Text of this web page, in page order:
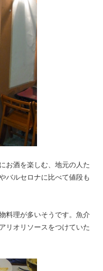
お酒を楽しむ、地元の人た
バルセロナに比べて値段も
料理が多いそうです。魚介
リオリソースをつけていた